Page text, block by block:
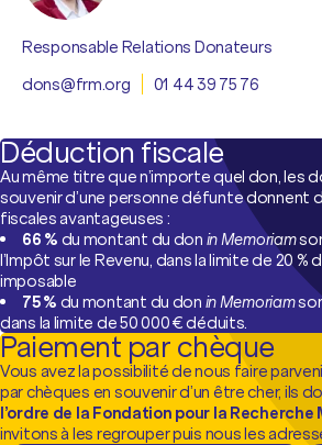
Responsable Relations Donateurs
dons@frm.org
01 44 39 75 76
Déduction fiscale
Au même titre que n’importe quel don, les
souvenir d’une personne défunte donnent
fiscales avantageuses :
66 % du montant du don in Memoriam
l’Impôt sur le Revenu, dans la limite de 20 %
imposable
75 % du montant du don in Memoriam
dans la limite de 50 000 € déduits.
Paiement par chèque
Vous avez la possibilité de nous faire
par chèques en souvenir d’un être cher, ils
l’ordre de la Fondation pour la Recherche
invitons à les regrouper puis nous les